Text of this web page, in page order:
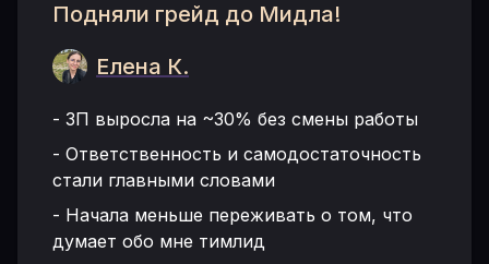
Подняли грейд до Мидла!
Елена К.
- ЗП выросла на ~30% без смены работы
- Ответственность и самодостаточность
стали главными словами
- Начала меньше переживать о том, что
думает обо мне тимлид